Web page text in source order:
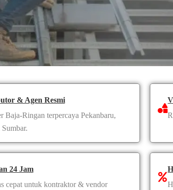
& Agen Resmi
Baja-Ringan terpercaya Pekanbaru,
24 Jam
cepat untuk kontraktor & vendor